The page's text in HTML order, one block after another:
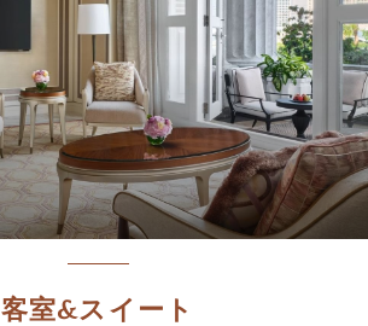
客室&スイート